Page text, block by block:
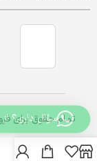
تمام حقوق برای
سؤال داری؟